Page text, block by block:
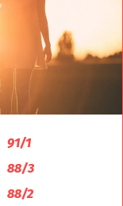
91/1
88/3
88/2